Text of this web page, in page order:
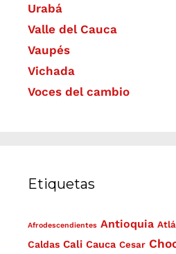
Urabá
Valle del Cauca
Vaupés
Vichada
Voces del cambio
Etiquetas
Afrodescendientes Antioquia
Caldas Cali Cauca Cesar